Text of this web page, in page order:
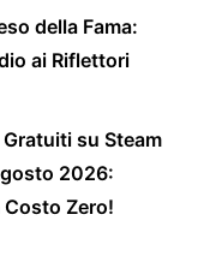
della Fama:
ai Riflettori
su Steam
2026:
Zero!